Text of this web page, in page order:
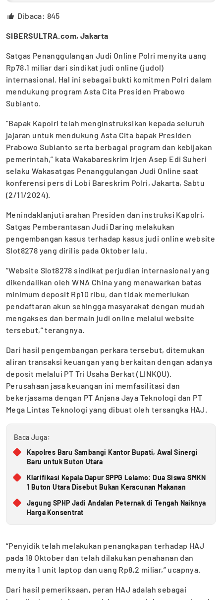
Dibaca: 845
SIBERSULTRA.com, Jakarta
Satgas Penanggulangan Judi Online Polri menyita uang
Rp78,1 miliar dari sindikat judi online (judol)
internasional. Hal ini sebagai bukti komitmen Polri dalam
mendukung program Asta Cita Presiden Prabowo
Subianto.
“Bapak Kapolri telah menginstruksikan kepada seluruh
jajaran untuk mendukung Asta Cita bapak Presiden
Prabowo Subianto serta berbagai program dan kebijakan
pemerintah,” kata Wakabareskrim Irjen Asep Edi Suheri
selaku Wakasatgas Penanggulangan Judi Online saat
konferensi pers di Lobi Bareskrim Polri, Jakarta, Sabtu
(2/11/2024).
Menindaklanjuti arahan Presiden dan instruksi Kapolri,
Satgas Pemberantasan Judi Daring melakukan
pengembangan kasus terhadap kasus judi online website
Slot8278 yang dirilis pada Oktober lalu.
“Website Slot8278 sindikat perjudian internasional yang
dikendalikan oleh WNA China yang menawarkan batas
minimum deposit Rp10 ribu, dan tidak memerlukan
pendaftaran akun sehingga masyarakat dengan mudah
mengakses dan bermain judi online melalui website
tersebut,” terangnya.
Dari hasil pengembangan perkara tersebut, ditemukan
aliran transaksi keuangan yang berkaitan dengan adanya
deposit melalui PT Tri Usaha Berkat (LINKQU).
Perusahaan jasa keuangan ini memfasilitasi dan
bekerjasama dengan PT Anjana Jaya Teknologi dan PT
Mega Lintas Teknologi yang dibuat oleh tersangka HAJ.
Baca Juga:
Kapolres Baru Sambangi Kantor Bupati, Awal Sinergi
Baru untuk Buton Utara
Klarifikasi Kepala Dapur SPPG Lelamo: Dua Siswa SMKN
1 Buton Utara Disebut Bukan Keracunan Makanan
Jagung SPHP Jadi Andalan Peternak di Tengah Naiknya
Harga Konsentrat
“Penyidik telah melakukan penangkapan terhadap HAJ
pada 18 Oktober dan telah dilakukan penahanan dan
menyita 1 unit laptop dan uang Rp8,2 miliar,” ucapnya.
Dari hasil pemeriksaan, peran HAJ adalah sebagai